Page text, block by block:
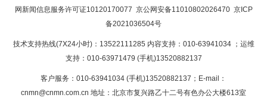
网新闻信息服务许可证10120170077 京公网安备11010802026470 京ICP
备2021036504号
技术支持热线(7X24小时)：13522111285 内容支持：010-63941034 ；运维
支持：010-63971479 (手机)13520882137
客户服务：010-63941034 (手机)13520882137；E-mail：
cnmn@cnmn.com.cn 地址：北京市复兴路乙十二号有色办公大楼613室